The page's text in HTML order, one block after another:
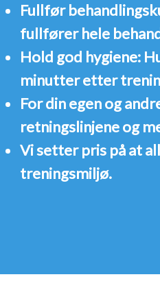
Fullfør
fullfører hele
Hold god hygiene:
minutter etter
For din egen og
retningslinjene og
Vi setter pris på at
treningsmiljø.